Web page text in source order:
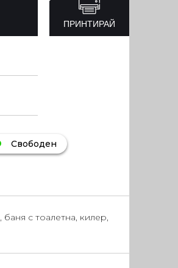
ПРИНТИРАЙ
Свободен
с тоалетна, килер,